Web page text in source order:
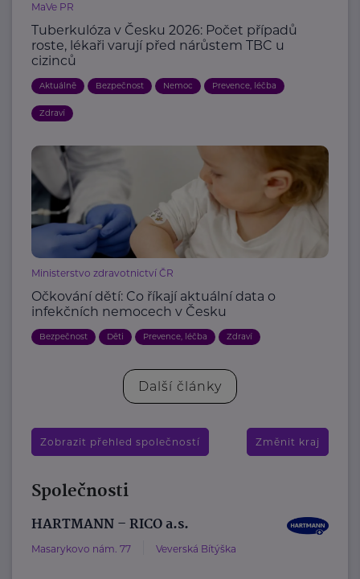
MaVe PR
Tuberkulóza v Česku 2026: Počet případů
roste, lékaři varují před nárůstem TBC u
cizinců
Aktuálně Bezpečnost Nemoc Prevence, léčba
Zdraví
Ministerstvo zdravotnictví ČR
Očkování dětí: Co říkají aktuální data o
infekčních nemocech v Česku
Bezpečnost Děti Prevence, léčba Zdraví
Další články
Zobrazit přehled společností Změnit kraj
Společnosti
HARTMANN – RICO a.s.
Masarykovo nám. 77 Veverská Bítýška